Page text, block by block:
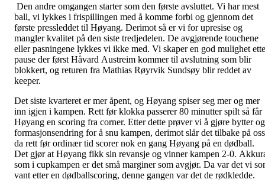
Den andre omgangen starter som den første avsluttet. Vi har mest
ball, vi lykkes i frispillingen med å komme forbi og gjennom det
første pressleddet til Høyang. Derimot så er vi for upresise og
mangler kvalitet på den siste tredjedelen. De avgjørende touchene
eller pasningene lykkes vi ikke med. Vi skaper en god mulighet
pause der først Håvard Austreim kommer til avslutning som blir
blokkert, og returen fra Mathias Røyrvik Sundsøy blir reddet av
keeper.
Det siste kvarteret er mer åpent, og Høyang spiser seg mer og mer
inn igjen i kampen. Rett før klokka passerer 80 minutter spilt så får
Høyang en scoring fra corner. Etter dette prøver vi å gjøre bytter og
formasjonsendring for å snu kampen, derimot slår det tilbake på oss
da rett før ordinær tid scorer nok en gang Høyang på en dødball.
Det gjør at Høyang fikk sin revansje og vinner kampen 2-0.
som i cupkampen er det små marginer som avgjør. Da var det vi
vant etter en dødballscoring, denne gangen var det de rødkledde.